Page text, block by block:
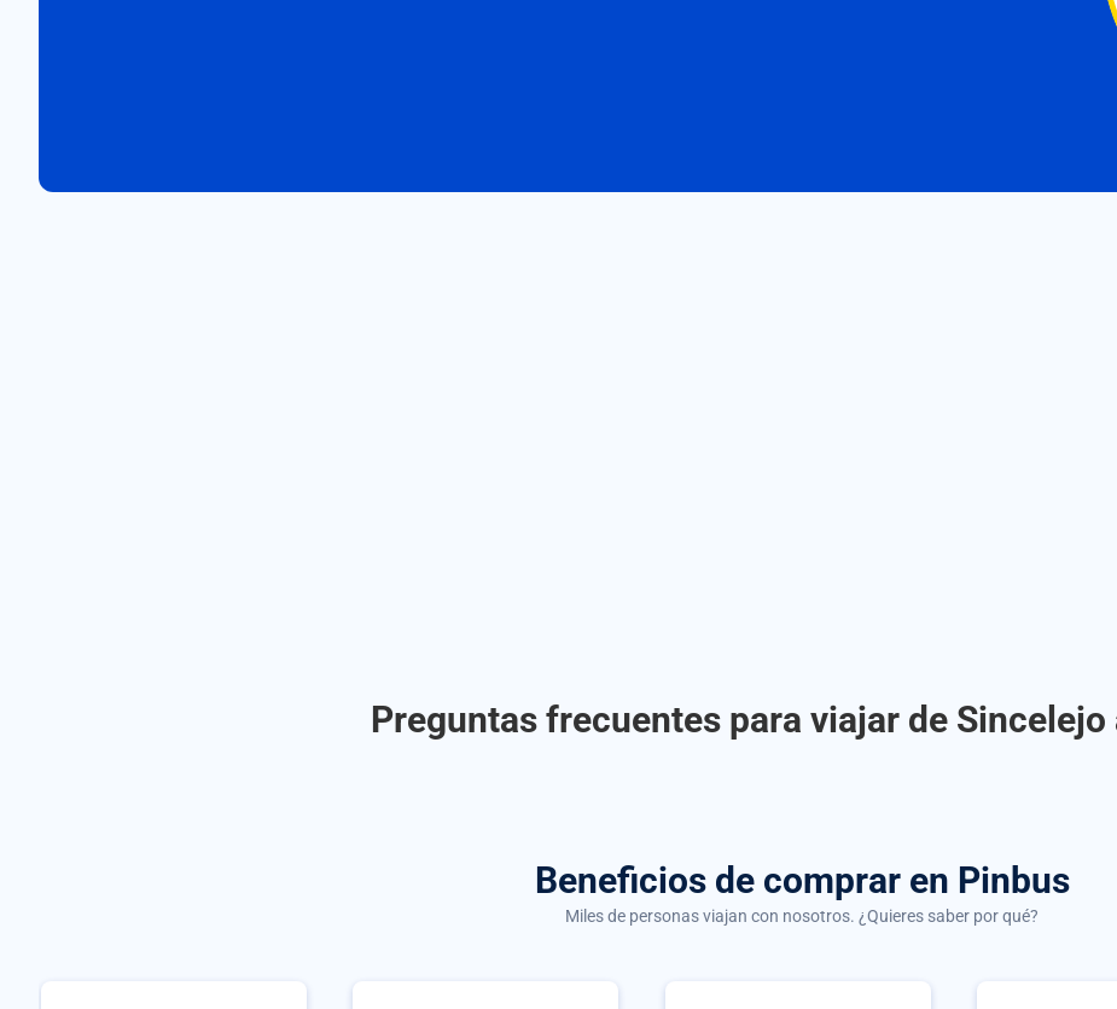
Preguntas frecuentes para viajar de Sincelejo
Beneficios de comprar en Pinbus
Miles de personas viajan con nosotros. ¿Quieres saber por qué?